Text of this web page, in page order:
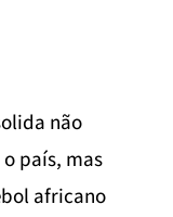
não
país, mas
africano